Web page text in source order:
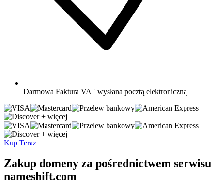
Darmowa Faktura VAT wysłana pocztą elektroniczną
+ więcej
+ więcej
Kup Teraz
Zakup domeny za pośrednictwem serwisu
nameshift.com